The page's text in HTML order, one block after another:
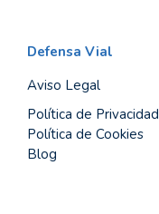
Defensa Vial
Aviso Legal
Política de Privacidad
Política de Cookies
Blog